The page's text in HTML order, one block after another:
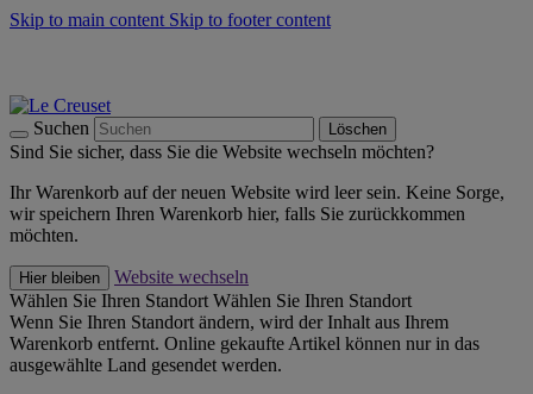
Skip to main content Skip to footer content
Suchen Löschen
Sind Sie sicher, dass Sie die Website wechseln möchten?
Ihr Warenkorb auf der neuen Website wird leer sein. Keine Sorge,
wir speichern Ihren Warenkorb hier, falls Sie zurückkommen
möchten.
Hier bleiben
Website wechseln
Wählen Sie Ihren Standort Wählen Sie Ihren Standort
Wenn Sie Ihren Standort ändern, wird der Inhalt aus Ihrem
Warenkorb entfernt. Online gekaufte Artikel können nur in das
ausgewählte Land gesendet werden.